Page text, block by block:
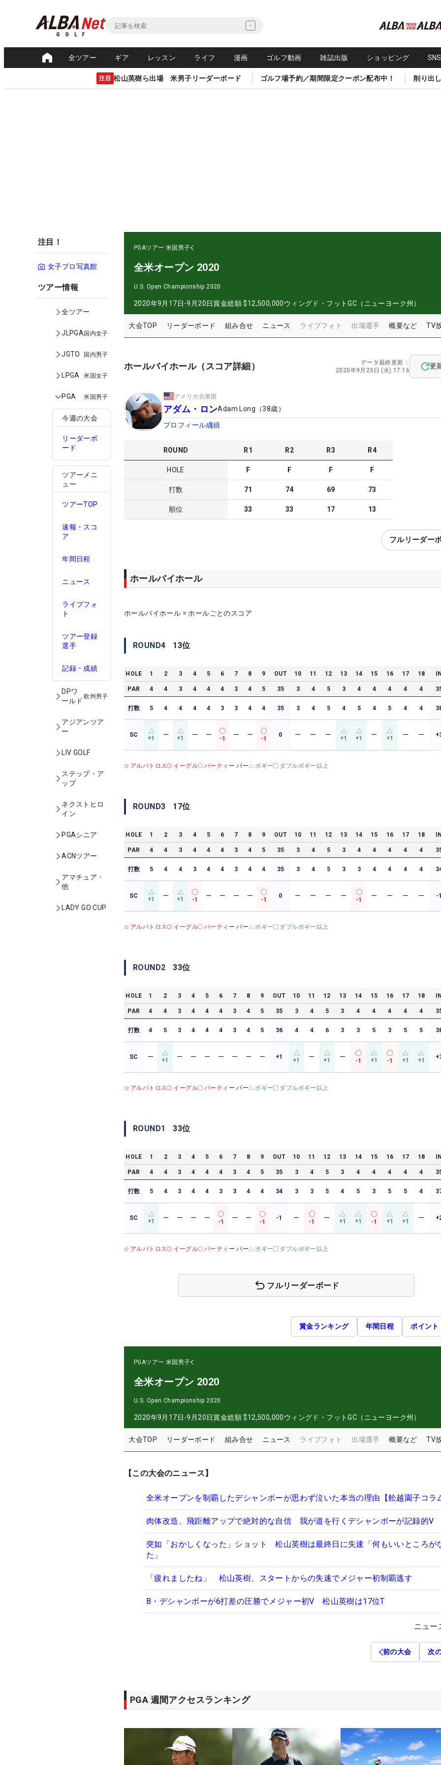
全ツアー ギア レッスン ライフ 漫画 ゴルフ動画 雑誌出版 ショッピング
注目 松山英樹ら出場 米男子リーダーボード ゴルフ場予約／期間限定クーポン配布中！ 削り出
注目！
女子プロ写真館
ツアー情報
全ツアー
JLPGA国内女子
JGTO 国内男子
LPGA 米国女子
PGA 米国男子
今週の大会
リーダーボ
ード
ツアーメニ
ュー
ツアーTOP
速報・スコ
ア
年間日程
ニュース
ライブフォ
ト
ツアー登録
選手
記録・成績
DPワ
ールド
欧州男子
アジアンツア
ー
LIV GOLF
ステップ・ア
ップ
ネクストヒロ
イン
PGAシニア
ACNツアー
アマチュア・
他
LADY GO CUP
PGAツアー 米国男子
全米オープン 2020
U.S. Open Championship 2020
2020年9月17日-9月20日賞金総額 $12,500,000ウィングド・フットGC（ニューヨーク州）
大会TOP リーダーボード 組み合せ ニュース ライブフォト 出場選手 概要など TV
ホールバイホール（スコア詳細）
データ最終更新：
2020年9月23日 (水) 17:16
更
アメリカ合衆国
アダム・ロンAdam Long （38歳）
プロフィール成績
ROUND R1 R2 R3 R4
HOLE F F F F
打数 71 74 69 73
順位 33 33 17 13
フルリーダー
ホールバイホール
ホールバイホール = ホールごとのスコア
ROUND4 13位
HOLE 1 2 3 4 5 6 7 8 9 OUT 10 11 12 13 14 15 16 17 18
PAR 4 4 3 4 4 4 3 4 5 35 3 4 5 3 4 4 4 4 4
打数 5 4 4 4 4 3 3 4 4 35 3 4 5 4 5 4 5 4 4
SC +1 ー +1 ー ー
-1
ー ー
-1
0 ー ー ー +1 +1 ー +1 ー ー
アルバトロス イーグル バーティ ー パー ボギー ダブルボギー以上
ROUND3 17位
HOLE 1 2 3 4 5 6 7 8 9 OUT 10 11 12 13 14 15 16 17 18
PAR 4 4 3 4 4 4 3 4 5 35 3 4 5 3 4 4 4 4 4
打数 5 4 4 3 4 4 3 4 4 35 3 4 5 3 3 4 4 4 4
SC +1 ー +1 -1
ー ー ー ー
-1
0 ー ー ー ー
-1
ー ー ー ー -
アルバトロス イーグル バーティ ー パー ボギー ダブルボギー以上
ROUND2 33位
HOLE 1 2 3 4 5 6 7 8 9 OUT 10 11 12 13 14 15 16 17 18
PAR 4 4 3 4 4 4 3 4 5 35 3 4 5 3 4 4 4 4 4
打数 4 5 3 4 4 4 3 4 5 36 4 4 6 3 3 5 3 5 5
SC ー +1 ー ー ー ー ー ー ー +1 +1 ー +1 ー
-1 +1 -1 +1 +1
アルバトロス イーグル バーティ ー パー ボギー ダブルボギー以上
ROUND1 33位
HOLE 1 2 3 4 5 6 7 8 9 OUT 10 11 12 13 14 15 16 17 18
PAR 4 4 3 4 4 4 3 4 5 35 3 4 5 3 4 4 4 4 4
打数 5 4 3 4 4 3 3 4 4 34 3 3 5 4 5 3 5 5 4
SC +1 ー ー ー ー
-1
ー ー
-1
-1 ー
-1
ー +1 +1 -1 +1 +1 ー
アルバトロス イーグル バーティ ー パー ボギー ダブルボギー以上
フルリーダーボード
賞金ランキング 年間日程 ポイント
PGAツアー 米国男子
全米オープン 2020
U.S. Open Championship 2020
2020年9月17日-9月20日賞金総額 $12,500,000ウィングド・フットGC（ニューヨーク州）
大会TOP リーダーボード 組み合せ ニュース ライブフォト 出場選手 概要など TV
【この大会のニュース】
全米オープンを制覇したデシャンボーが思わず泣いた本当の理由【舩越園子コラ
肉体改造、飛距離アップで絶対的な自信 我が道を行くデシャンボーが記録的V
突如「おかしくなった」ショット 松山英樹は最終日に失速「何もいいところが
た」
「疲れましたね」 松山英樹、スタートからの失速でメジャー初制覇逃す
B・デシャンボーが6打差の圧勝でメジャー初V 松山英樹は17位T
ニュー
前の大会 次
PGA 週間アクセスランキング